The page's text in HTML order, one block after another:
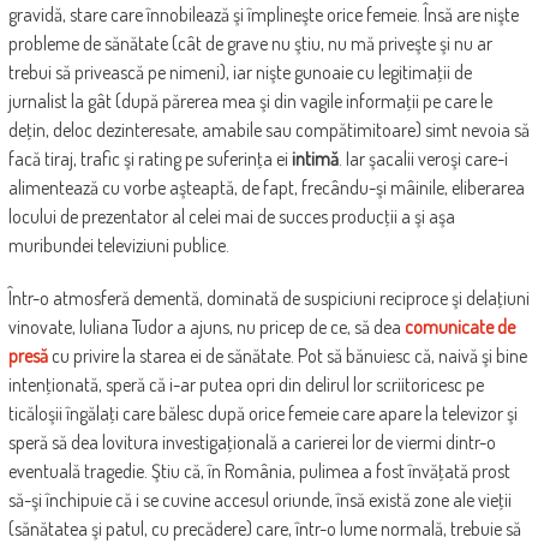
gravidă, stare care înnobilează şi împlineşte orice femeie. Însă are nişte
probleme de sănătate (cât de grave nu ştiu, nu mă priveşte şi nu ar
trebui să privească pe nimeni), iar nişte gunoaie cu legitimaţii de
jurnalist la gât (după părerea mea şi din vagile informaţii pe care le
deţin, deloc dezinteresate, amabile sau compătimitoare) simt nevoia să
facă tiraj, trafic şi rating pe suferinţa ei intimă. Iar şacalii veroşi care-i
alimentează cu vorbe aşteaptă, de fapt, frecându-şi mâinile, eliberarea
locului de prezentator al celei mai de succes producţii a şi aşa
muribundei televiziuni publice.
Într-o atmosferă dementă, dominată de suspiciuni reciproce şi delaţiuni
vinovate, Iuliana Tudor a ajuns, nu pricep de ce, să dea comunicate de
presăcu privire la starea ei de sănătate. Pot să bănuiesc că, naivă şi bine
intenţionată, speră că i-ar putea opri din delirul lor scriitoricesc pe
ticăloşii îngălaţi care bălesc după orice femeie care apare la televizor şi
speră să dea lovitura investigaţională a carierei lor de viermi dintr-o
eventuală tragedie. Ştiu că, în România, pulimea a fost învăţată prost
să-şi închipuie că i se cuvine accesul oriunde, însă există zone ale vieţii
(sănătatea şi patul, cu precădere) care, într-o lume normală, trebuie să